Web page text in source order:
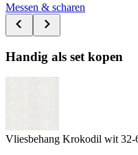
Messen & scharen
Handig als set kopen
Vliesbehang Krokodil wit 32-